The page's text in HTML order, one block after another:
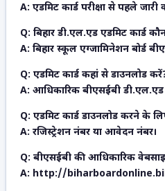
A: एडमिट कार्ड परीक्षा से पहले जारी
Q: बिहार डी.एल.एड एडमिट कार्ड
A: बिहार स्कूल एग्जामिनेशन बोर्ड
Q: एडमिट कार्ड कहां से डाउनलोड
A: आधिकारिक बीएसईबी डी.एल.एड
Q: एडमिट कार्ड डाउनलोड करने के
A: रजिस्ट्रेशन नंबर या आवेदन नंबर।
Q: बीएसईबी की आधिकारिक
A: http://